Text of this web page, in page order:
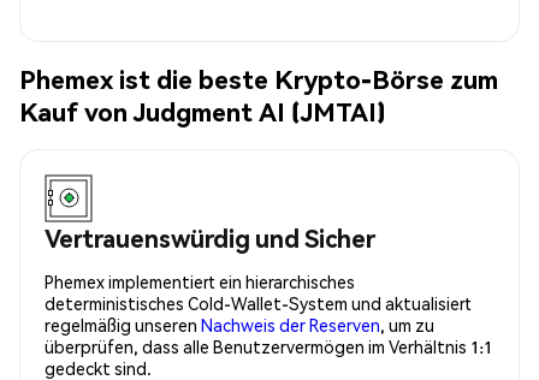
Phemex ist die beste Krypto-Börse zum
Kauf von Judgment AI (JMTAI)
Vertrauenswürdig und Sicher
Phemex implementiert ein hierarchisches
deterministisches Cold-Wallet-System und aktualisiert
regelmäßig unseren Nachweis der Reserven, um zu
überprüfen, dass alle Benutzervermögen im Verhältnis 1:1
gedeckt sind.